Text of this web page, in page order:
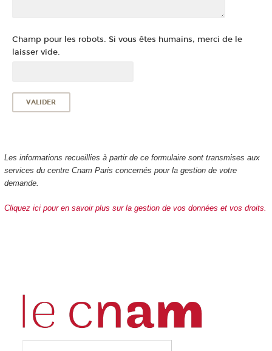
Champ pour les robots. Si vous êtes humains, merci de le
laisser vide.
Les informations recueillies à partir de ce formulaire sont transmises aux
services du centre Cnam Paris concernés pour la gestion de votre
demande.
Cliquez ici pour en savoir plus sur la gestion de vos données et vos droits.